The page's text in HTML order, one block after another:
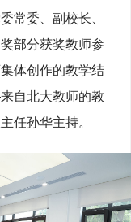
常委、副校长、
部分获奖教师参
体创作的教学结
自北大教师的教
任孙华主持。